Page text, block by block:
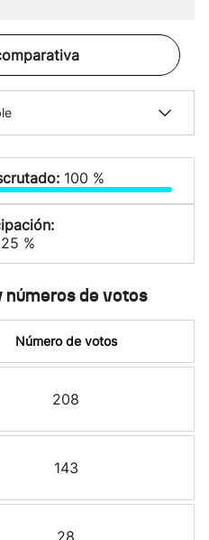
100 %
%
números de votos
Número de votos
208
143
28